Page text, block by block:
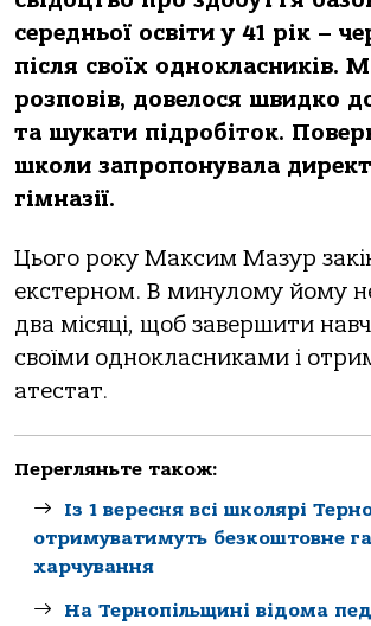
середньої освіти у 41 рік –
після своїх однокласників.
розповів, довелося швидко
та шукати підробіток.
школи запропонувала
гімназії.
Цього року Максим Мазур
екстерном. В минулому йому
два місяці, щоб завершити
своїми однокласниками і
атестат.
Перегляньте також:
Із 1 вересня всі школярі
отримуватимуть безкоштовне
харчування
На Тернопільщині відома